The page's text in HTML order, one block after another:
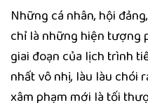
Những cá nhân, hội
chỉ là những hiện tượng
giai đoạn của lịch trình
nhất vô nhị, làu làu chói
xâm phạm mới là tối